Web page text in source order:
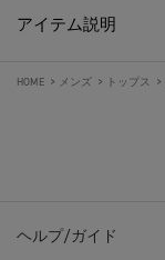
アイテム説明
HOME > メンズ > トップス >
ヘルプ/ガイド